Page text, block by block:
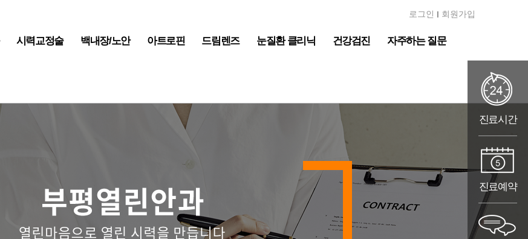
로그인 회원가입
시력교정술 백내장/노안 아트로핀 드림렌즈 눈질환 클리닉 건강검진 자주하는 질문
진료시간
진료예약